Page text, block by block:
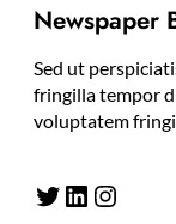
Newspaper
Sed ut
fringilla tempor
voluptatem
Twitter LinkedIn Instagram